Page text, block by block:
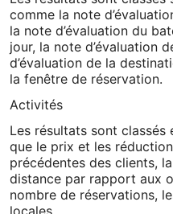
comme la note
la note d’évaluation du
jour, la note d’évaluation
d’évaluation de la
la fenêtre de réservation.
Activités
Les résultats sont
que le prix et les
précédentes des clients,
distance par rapport aux
nombre de réservations,
locales.